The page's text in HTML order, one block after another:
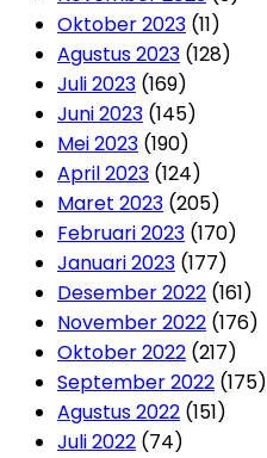
Oktober 2023 (11)
Agustus 2023 (128)
Juli 2023 (169)
Juni 2023 (145)
Mei 2023 (190)
April 2023 (124)
Maret 2023 (205)
Februari 2023 (170)
Januari 2023 (177)
Desember 2022 (161)
November 2022 (176)
Oktober 2022 (217)
September 2022 (175)
Agustus 2022 (151)
Juli 2022 (74)